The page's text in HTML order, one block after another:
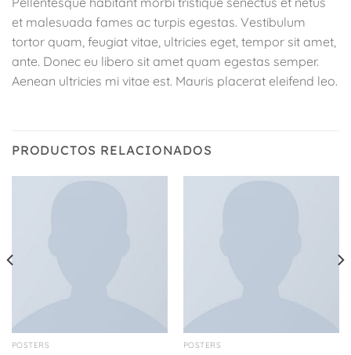
et malesuada fames ac turpis egestas. Vestibulum
tortor quam, feugiat vitae, ultricies eget, tempor sit amet,
ante. Donec eu libero sit amet quam egestas semper.
Aenean ultricies mi vitae est. Mauris placerat eleifend leo.
PRODUCTOS RELACIONADOS
POSTERS POSTERS